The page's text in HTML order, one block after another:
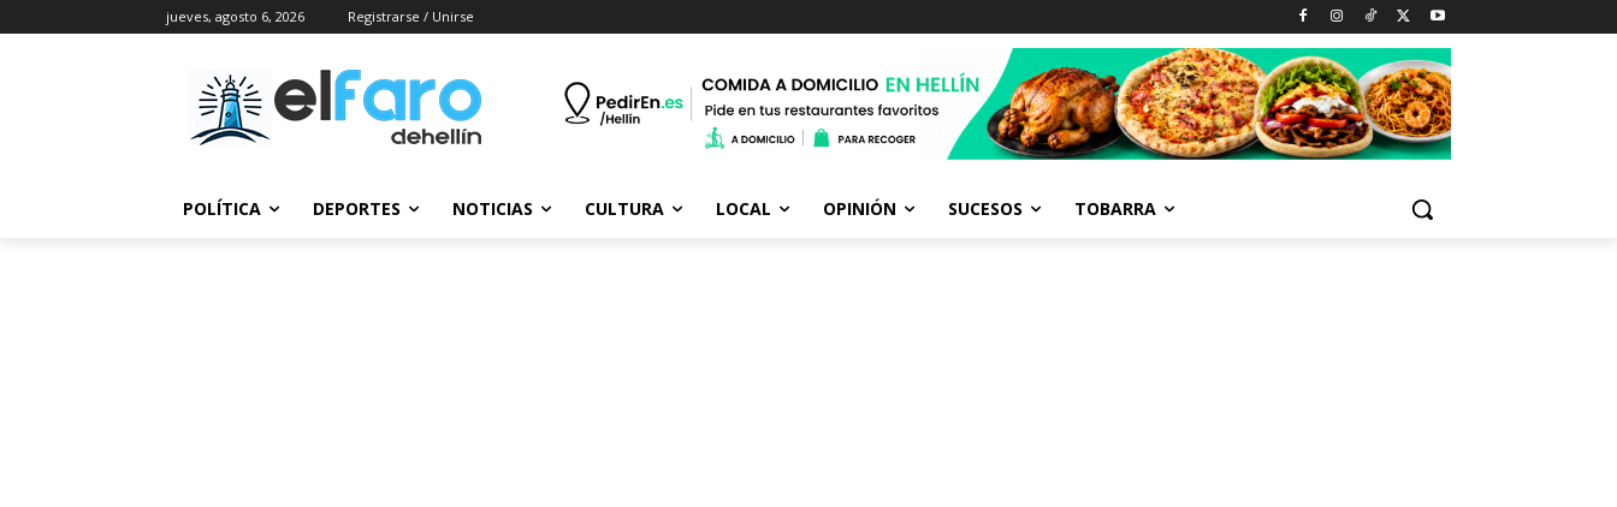
jueves, agosto 6, 2026 Registrarse / Unirse
POLÍTICA DEPORTES NOTICIAS CULTURA LOCAL OPINIÓN SUCESOS TOBARRA